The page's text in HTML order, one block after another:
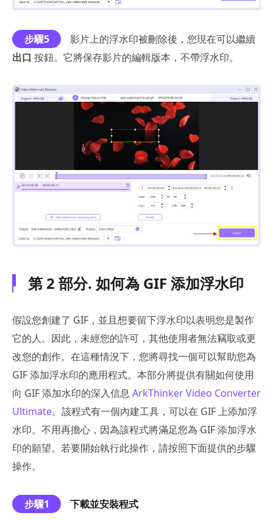
步驟5
影片上的浮水印被刪除後，您現在可以繼續
出口 按鈕。它將保存影片的編輯版本，不帶浮水印。
第 2 部分. 如何為 GIF 添加浮水印
假設您創建了 GIF，並且想要留下浮水印以表明您是製作
它的人。因此，未經您的許可，其他使用者無法竊取或更
改您的創作。在這種情況下，您將尋找一個可以幫助您為
GIF 添加浮水印的應用程式。本部分將提供有關如何使用
向 GIF 添加水印的深入信息 ArkThinker Video Converter
Ultimate。該程式有一個內建工具，可以在 GIF 上添加浮
水印。不用再擔心，因為該程式將滿足您為 GIF 添加浮水
印的願望。若要開始執行此操作，請按照下面提供的步驟
操作。
步驟1
下載並安裝程式